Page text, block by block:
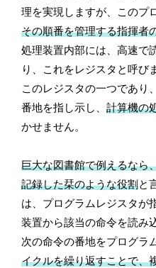
理を実現しますが、このプ
その順番を管理する指揮者
処理装置内部には、高速で
り、これをレジスタと呼び
このレジスタの一つであり
番地を指し示し、計算機の
かせません。
巨大な図書館で例えるなら
記録した栞のような役割と
は、プログラムレジスタが
装置から該当の命令を読み
次の命令の番地をプログラ
イクルを繰り返すことで、